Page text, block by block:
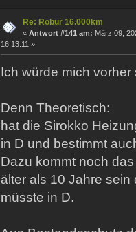
Re: Robur 16.000km
« Antwort #141 am: März 09,
16:13:11 »
Ich würde mich
Denn Theoretisch:
hat die Sirokko
in D und bestimmt
Dazu kommt noch
älter als 10 Jahre
müsste in D.